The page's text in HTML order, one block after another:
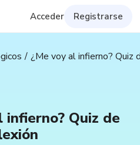
Acceder Registrarse
¿Me voy al infierno? Quiz
infierno? Quiz de